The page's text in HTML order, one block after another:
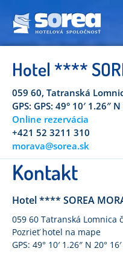
Hotel ****
059 60, Tatranská
GPS: GPS: 49° 10′ 1.26″
Online rezervácia
+421 52 3211 310
morava@sorea.sk
Kontakt
Hotel **** SOREA
059 60 Tatranská Lomnica
Pozrieť hotel na mape
GPS: 49° 10′ 1.26″ N 20°